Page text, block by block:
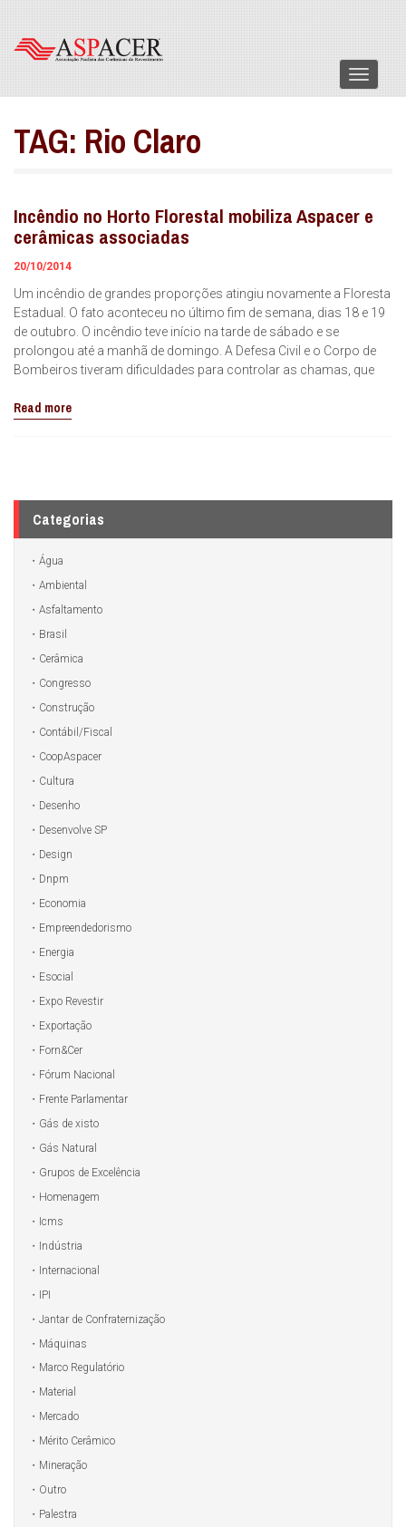
Menu
TAG: Rio Claro
Incêndio no Horto Florestal mobiliza Aspacer e
cerâmicas associadas
20/10/2014
Um incêndio de grandes proporções atingiu novamente a Floresta
Estadual. O fato aconteceu no último fim de semana, dias 18 e 19
de outubro. O incêndio teve início na tarde de sábado e se
prolongou até a manhã de domingo. A Defesa Civil e o Corpo de
Bombeiros tiveram dificuldades para controlar as chamas, que
Read more
Categorias
Água
Ambiental
Asfaltamento
Brasil
Cerâmica
Congresso
Construção
Contábil/Fiscal
CoopAspacer
Cultura
Desenho
Desenvolve SP
Design
Dnpm
Economia
Empreendedorismo
Energia
Esocial
Expo Revestir
Exportação
Forn&Cer
Fórum Nacional
Frente Parlamentar
Gás de xisto
Gás Natural
Grupos de Excelência
Homenagem
Icms
Indústria
Internacional
IPI
Jantar de Confraternização
Máquinas
Marco Regulatório
Material
Mercado
Mérito Cerâmico
Mineração
Outro
Palestra